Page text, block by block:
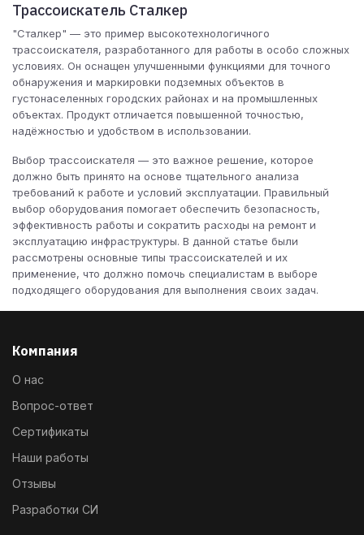
Трассоискатель Сталкер
"Сталкер" — это пример высокотехнологичного
трассоискателя, разработанного для работы в особо сложных
условиях. Он оснащен улучшенными функциями для точного
обнаружения и маркировки подземных объектов в
густонаселенных городских районах и на промышленных
объектах. Продукт отличается повышенной точностью,
надёжностью и удобством в использовании.
Выбор трассоискателя — это важное решение, которое
должно быть принято на основе тщательного анализа
требований к работе и условий эксплуатации. Правильный
выбор оборудования помогает обеспечить безопасность,
эффективность работы и сократить расходы на ремонт и
эксплуатацию инфраструктуры. В данной статье были
рассмотрены основные типы трассоискателей и их
применение, что должно помочь специалистам в выборе
подходящего оборудования для выполнения своих задач.
Компания
О нас
Вопрос-ответ
Сертификаты
Наши работы
Отзывы
Разработки СИ